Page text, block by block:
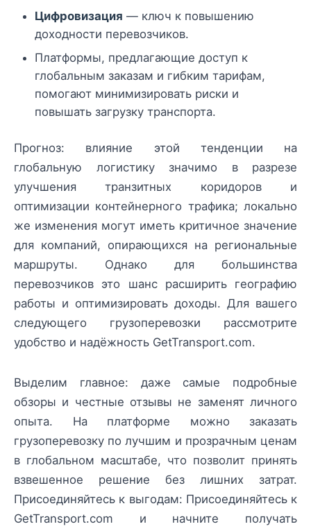
Цифровизация — ключ к повышению
доходности перевозчиков.
Платформы, предлагающие доступ к
глобальным заказам и гибким тарифам,
помогают минимизировать риски и
повышать загрузку транспорта.
Прогноз: влияние этой тенденции на
глобальную логистику значимо в разрезе
улучшения транзитных коридоров и
оптимизации контейнерного трафика; локально
же изменения могут иметь критичное значение
для компаний, опирающихся на региональные
маршруты. Однако для большинства
перевозчиков это шанс расширить географию
работы и оптимизировать доходы. Для вашего
следующего грузоперевозки рассмотрите
удобство и надёжность GetTransport.com.
Выделим главное: даже самые подробные
обзоры и честные отзывы не заменят личного
опыта. На платформе можно заказать
грузоперевозку по лучшим и прозрачным ценам
в глобальном масштабе, что позволит принять
взвешенное решение без лишних затрат.
Присоединяйтесь к выгодам: Присоединяйтесь к
GetTransport.com и начните получать